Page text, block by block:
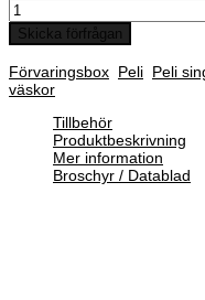
Skicka förfrågan
Förvaringsbox Peli Peli
väskor
Tillbehör
Produktbeskrivning
Mer information
Broschyr / Datablad